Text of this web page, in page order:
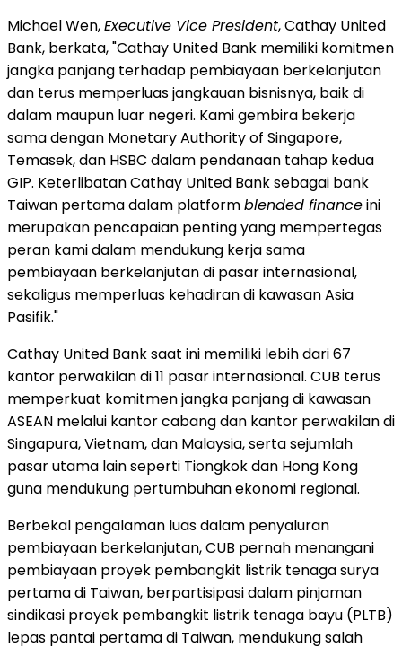
Michael Wen,Executive Vice President, Cathay United
Bank, berkata, "Cathay United Bank memiliki komitmen
jangka panjang terhadap pembiayaan berkelanjutan
dan terus memperluas jangkauan bisnisnya, baik di
dalam maupun luar negeri. Kami gembira bekerja
sama dengan Monetary Authority of Singapore,
Temasek, dan HSBC dalam pendanaan tahap kedua
GIP. Keterlibatan Cathay United Bank sebagai bank
Taiwan pertama dalam platformblended financeini
merupakan pencapaian penting yang mempertegas
peran kami dalam mendukung kerja sama
pembiayaan berkelanjutan di pasar internasional,
sekaligus memperluas kehadiran di kawasan Asia
Pasifik."
Cathay United Bank saat ini memiliki lebih dari 67
kantor perwakilan di 11 pasar internasional. CUB terus
memperkuat komitmen jangka panjang di kawasan
ASEAN melalui kantor cabang dan kantor perwakilan di
Singapura, Vietnam, dan Malaysia, serta sejumlah
pasar utama lain seperti Tiongkok dan Hong Kong
guna mendukung pertumbuhan ekonomi regional.
Berbekal pengalaman luas dalam penyaluran
pembiayaan berkelanjutan, CUB pernah menangani
pembiayaan proyek pembangkit listrik tenaga surya
pertama di Taiwan, berpartisipasi dalam pinjaman
sindikasi proyek pembangkit listrik tenaga bayu (PLTB)
lepas pantai pertama di Taiwan, mendukung salah